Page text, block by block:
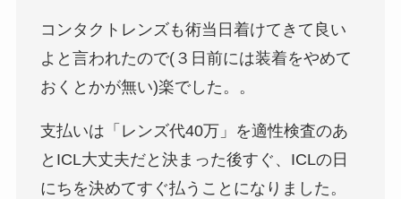
コンタクトレンズも術当日着けてきて良い
よと言われたので(３日前には装着をやめて
おくとかが無い)楽でした。。
支払いは「レンズ代40万」を適性検査のあ
とICL大丈夫だと決まった後すぐ、ICLの日
にちを決めてすぐ払うことになりました。